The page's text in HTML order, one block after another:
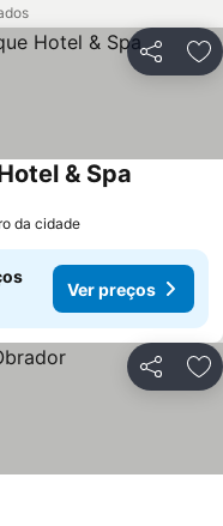
Partilhar
& Spa
da cidade
Ver preços
Partilhar